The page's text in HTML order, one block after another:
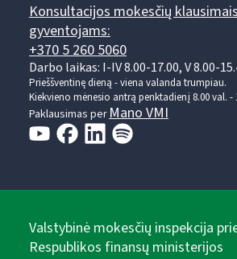
Konsultacijos mokesčių
gyventojams:
+370 5 260 5060
Darbo laikas: I-IV 8.00-17.00, V 8.00-
Prieššventinę dieną - viena valanda trumpiau.
Kiekvieno mėnesio antrą penktadienį 8.00 val. -
Paklausimas per Mano VMI
Valstybinė mokesčių inspekcija
Respublikos finansų ministerijos